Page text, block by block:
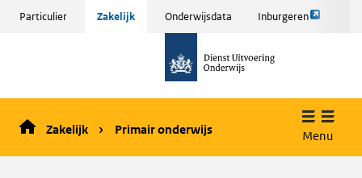
Sla
naar
inhoud
Particulier Zakelijk Onderwijsdata Inburgeren
Link
pagina
de
Zakelijk Primair onderwijs Menu